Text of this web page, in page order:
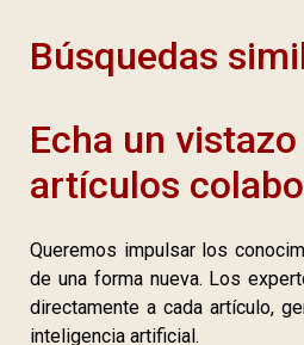
Búsquedas
Echa un
artículos
Queremos impulsar los
de una forma nueva. Los
directamente a cada artículo,
inteligencia artificial.